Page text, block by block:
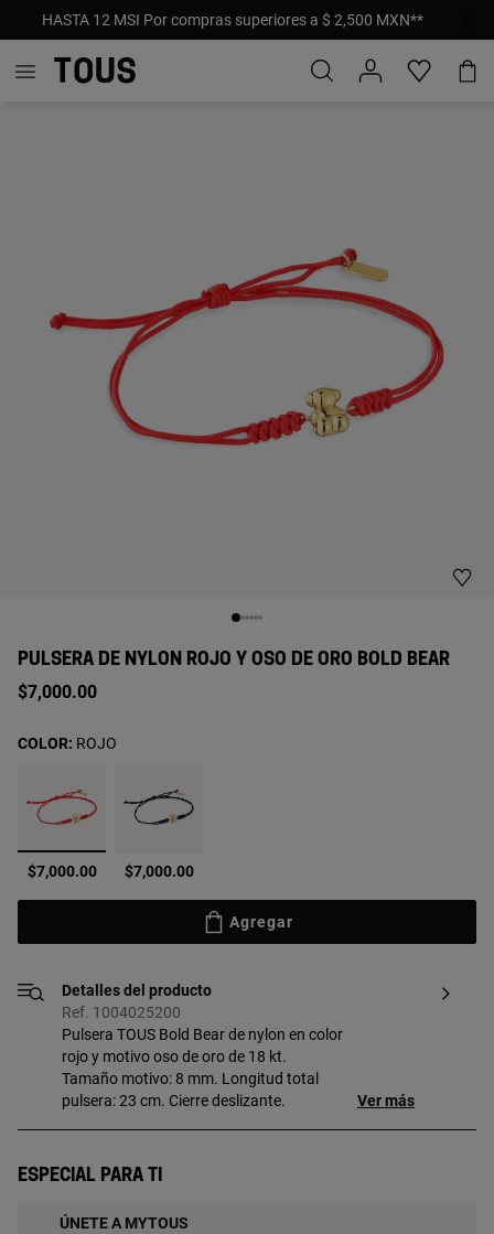
HASTA 12 MSI Por compras superiores a $ 2,500 MXN**
PULSERA DE NYLON ROJO Y OSO DE ORO BOLD BEAR
$7,000.00
seleccionado
$7,000.00 $7,000.00
COLOR: ROJO
Agregar
Detalles del producto
Ref. 1004025200
Pulsera TOUS Bold Bear de nylon en color
rojo y motivo oso de oro de 18 kt.
Tamaño motivo: 8 mm. Longitud total
pulsera: 23 cm. Cierre deslizante.
Ver más
Especial para ti
ÚNETE A MYTOUS